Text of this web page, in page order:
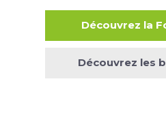
Découvrez la
Découvrez les